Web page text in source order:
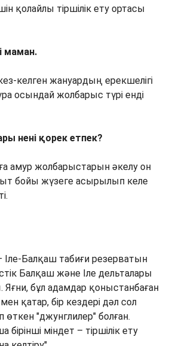
қолайлы тіршілік ету ортасы
маман.
келген жануардың ерекшелігі
осындай жолбарыс түрі енді
нені қорек етпек?
амур жолбарыстарын әкелу он
бойы жүзеге асырылып келе
Іле-Балқаш табиғи резерватын
Балқаш және Іле дельталары
бұл адамдар қоныстанбаған
қатар, бір кездері дәл сол
өткен "джунглилер" болған.
міндет – тіршілік ету